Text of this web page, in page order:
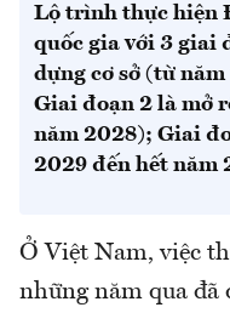
Lộ trình thực hiện
quốc gia với 3 giai
dựng cơ sở (từ
Giai đoạn 2 là mở
năm 2028); Giai
2029 đến hết năm
Ở Việt Nam, việc
những năm qua đã